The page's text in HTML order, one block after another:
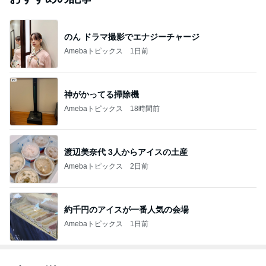
のん ドラマ撮影でエナジーチャージ
Amebaトピックス 1日前
神がかってる掃除機
Amebaトピックス 18時間前
渡辺美奈代 3人からアイスの土産
Amebaトピックス 2日前
約千円のアイスが一番人気の会場
Amebaトピックス 1日前